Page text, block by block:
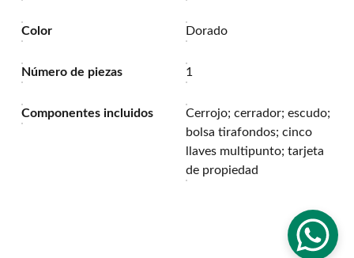
Color Dorado
Número de piezas 1
Componentes incluidos
Cerrojo; cerrador; escudo;
bolsa tirafondos; cinco
llaves multipunto; tarjeta
de propiedad